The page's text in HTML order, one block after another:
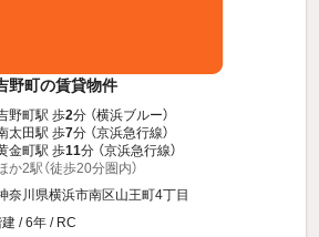
野町の賃貸物件
野町駅 歩2分 （横浜ブルー）
太田駅 歩7分 （京浜急行線）
金町駅 歩11分 （京浜急行線）
か2駅（徒歩20分圏内）
奈川県横浜市南区山王町4丁目
/ 6年 / RC